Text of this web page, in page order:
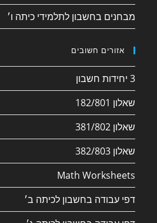
מבחנים בחשבון לתלמידי כיתה ו׳
אזורים חשובים
3 יחידות חשבון
שאלון 182/801
שאלון 381/802
שאלון 382/803
Math Worksheets
דפי עבודה בחשבון לכיתה ב׳